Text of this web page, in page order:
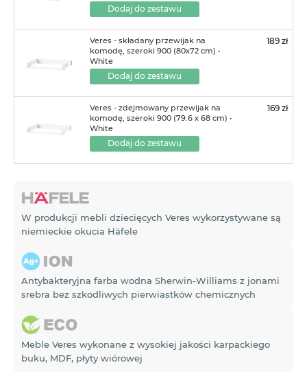
Dodaj do zestawu
Veres - składany przewijak na
komodę, szeroki 900 (80х72 cm) •
White
Dodaj do zestawu
189 zł
Veres - zdejmowany przewijak na
komodę, szeroki 900 (79.6 х 68 cm) •
White
Dodaj do zestawu
169 zł
W produkcji mebli dziecięcych Veres wykorzystywane są
niemieckie okucia Häfele
Antybakteryjna farba wodna Sherwin-Williams z jonami
srebra bez szkodliwych pierwiastków chemicznych
Meble Veres wykonane z wysokiej jakości karpackiego
buku, MDF, płyty wiórowej